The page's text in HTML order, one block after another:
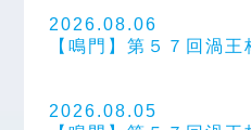
2026.08.06
【鳴門】第５７回渦王
2026.08.05